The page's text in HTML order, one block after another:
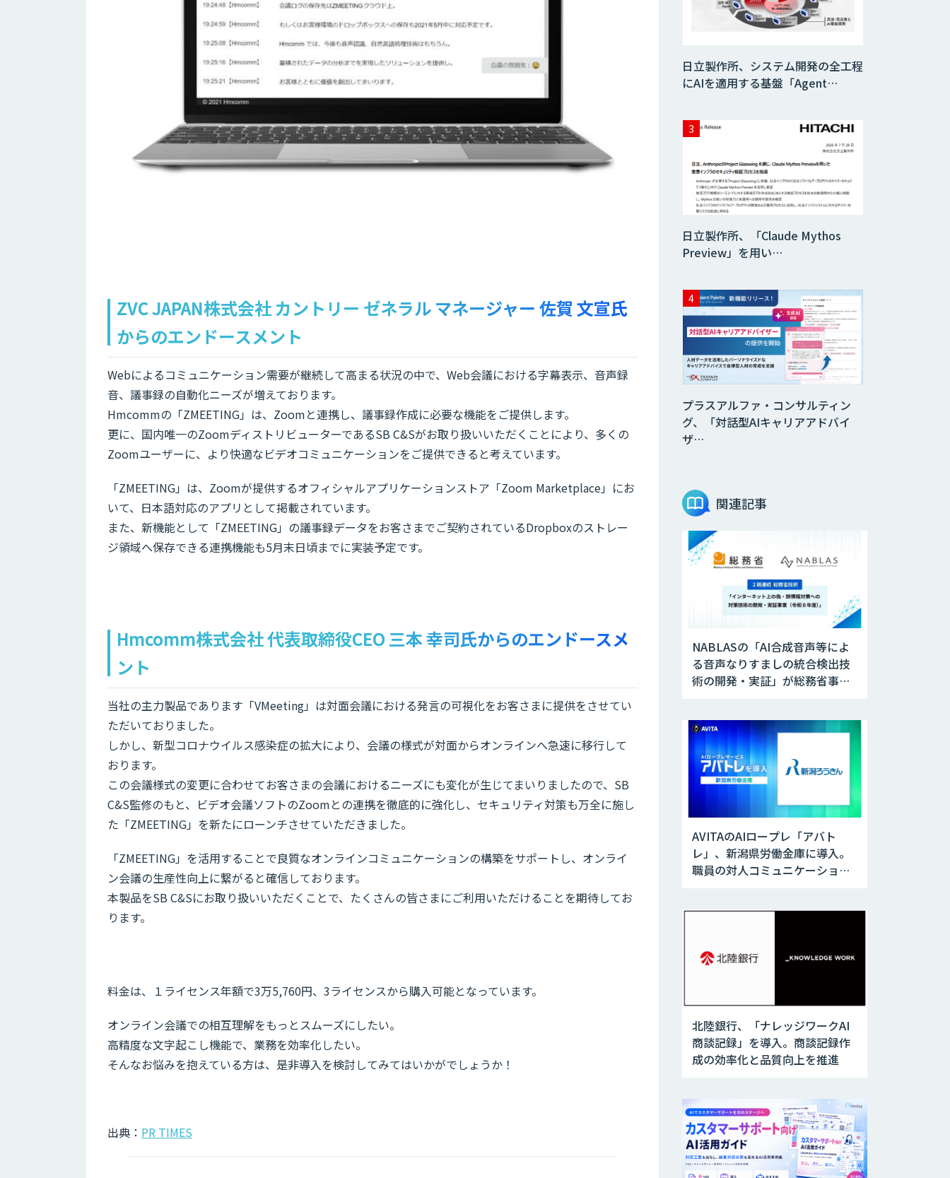
ZVC JAPAN株式会社 カントリー ゼネラル マネージャー 佐賀 文宣氏
からのエンドースメント
Webによるコミュニケーション需要が継続して高まる状況の中で、Web会議における字幕表示、音声録
音、議事録の自動化ニーズが増えております。
Hmcommの「ZMEETING」は、Zoomと連携し、議事録作成に必要な機能をご提供します。
更に、国内唯一のZoomディストリビューターであるSB C&Sがお取り扱いいただくことにより、多くの
Zoomユーザーに、より快適なビデオコミュニケーションをご提供できると考えています。
「ZMEETING」は、Zoomが提供するオフィシャルアプリケーションストア「Zoom Marketplace」にお
いて、日本語対応のアプリとして掲載されています。
また、新機能として「ZMEETING」の議事録データをお客さまでご契約されているDropboxのストレー
ジ領域へ保存できる連携機能も5月末日頃までに実装予定です。
Hmcomm株式会社 代表取締役CEO 三本 幸司氏からのエンドースメ
ント
当社の主力製品であります「VMeeting」は対面会議における発言の可視化をお客さまに提供をさせてい
ただいておりました。
しかし、新型コロナウイルス感染症の拡大により、会議の様式が対面からオンラインへ急速に移行して
おります。
この会議様式の変更に合わせてお客さまの会議におけるニーズにも変化が生じてまいりましたので、SB
C&S監修のもと、ビデオ会議ソフトのZoomとの連携を徹底的に強化し、セキュリティ対策も万全に施し
た「ZMEETING」を新たにローンチさせていただきました。
「ZMEETING」を活用することで良質なオンラインコミュニケーションの構築をサポートし、オンライ
ン会議の生産性向上に繋がると確信しております。
本製品をSB C&Sにお取り扱いいただくことで、たくさんの皆さまにご利用いただけることを期待してお
ります。
料金は、１ライセンス年額で3万5,760円、3ライセンスから購入可能となっています。
オンライン会議での相互理解をもっとスムーズにしたい。
高精度な文字起こし機能で、業務を効率化したい。
そんなお悩みを抱えている方は、是非導入を検討してみてはいかがでしょうか！
出典： PR TIMES
日立製作所、システム開発の全工程
にAIを適用する基盤「Agent…
日立製作所、「Claude Mythos
Preview」を用い…
プラスアルファ・コンサルティン
グ、「対話型AIキャリアアドバイ
ザ…
関連記事
NABLASの「AI合成音声等によ
る音声なりすましの統合検出技
術の開発・実証」が総務省事業
AVITAのAIロープレ「アバト
レ」、新潟県労働金庫に導入。
職員の対人コミュニケーション
北陸銀行、「ナレッジワークAI
商談記録」を導入。商談記録作
成の効率化と品質向上を推進